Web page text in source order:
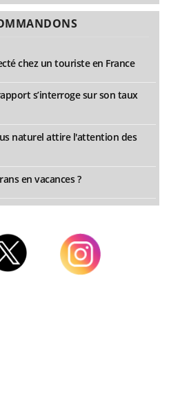
chez un touriste en France
s’interroge sur son taux
naturel attire l'attention des
en vacances ?